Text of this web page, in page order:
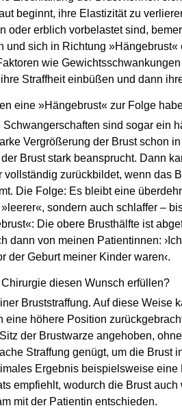
beginnt, ihre Elastizität zu
oder erblich vorbelastet sind,
und sich in Richtung »Hängebrust«
wie
Straffheit einbüßen und dann
eine »Hängebrust« zur Folge
sind sogar ein
Vergrößerung der Brust schon
Brust stark beansprucht. Dann
zurückbildet, wenn das
Die Folge: Es bleibt eine
sondern auch schlaffer –
Die obere Brusthälfte ist
dann von meinen Patientinnen:
der Geburt meiner Kinder waren‹.
diesen Wunsch erfüllen?
Bruststraffung. Auf diese Weise
eine höhere Position
der Brustwarze angehoben,
Straffung genügt, um die Brust
Ergebnis beispielsweise
empfiehlt, wodurch die Brust
mit der Patientin entschieden.